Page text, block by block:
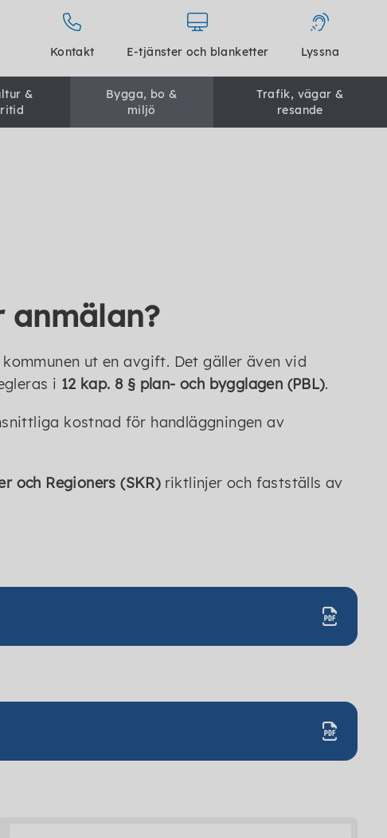
Kontakt E-tjänster och blanketter Lyssna
&
Bygga, bo &
miljö
Trafik, vägar &
resande
anmälan?
ut en avgift. Det gäller även vid
i 12 kap. 8 § plan- och bygglagen (PBL).
kostnad för handläggningen av
och Regioners (SKR)riktlinjer och fastställs av